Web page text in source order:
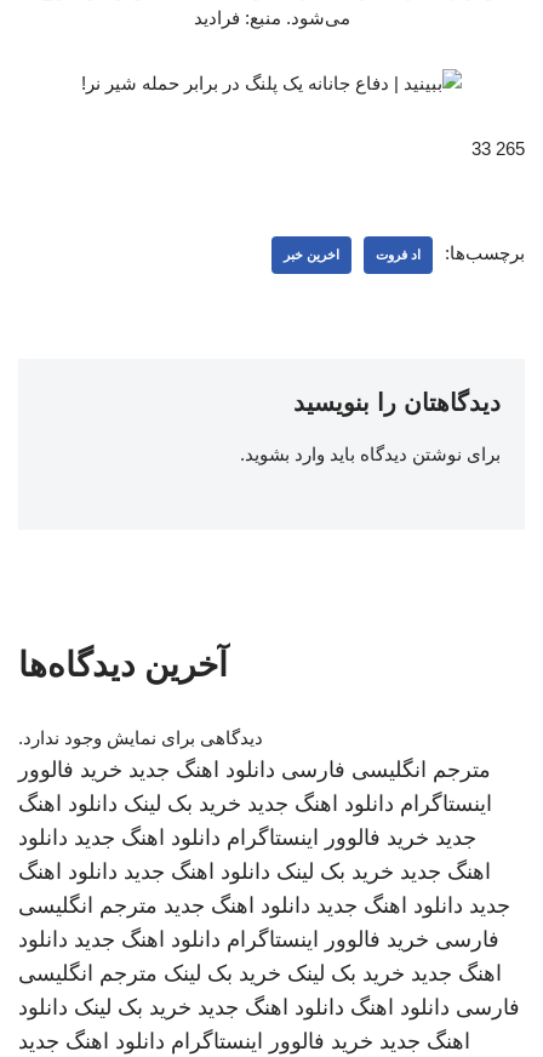
می‌شود. منبع: فرادید
265 33
برچسب‌ها: اد فروت اخرین خبر
دیدگاهتان را بنویسید
برای نوشتن دیدگاه باید وارد بشوید.
آخرین دیدگاه‌ها
دیدگاهی برای نمایش وجود ندارد.
مترجم انگلیسی فارسی دانلود اهنگ جدید خرید فالوور
اینستاگرام دانلود اهنگ جدید خرید بک لینک دانلود اهنگ
جدید خرید فالوور اینستاگرام دانلود اهنگ جدید دانلود
اهنگ جدید خرید بک لینک دانلود اهنگ جدید دانلود اهنگ
جدید دانلود اهنگ جدید دانلود اهنگ جدید مترجم انگلیسی
فارسی خرید فالوور اینستاگرام دانلود اهنگ جدید دانلود
اهنگ جدید خرید بک لینک خرید بک لینک مترجم انگلیسی
فارسی دانلود اهنگ دانلود اهنگ جدید خرید بک لینک دانلود
اهنگ جدید خرید فالوور اینستاگرام دانلود اهنگ جدید